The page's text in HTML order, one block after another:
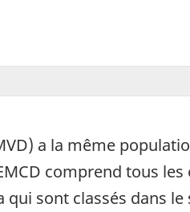
a la même
comprend tous
sont classés dans